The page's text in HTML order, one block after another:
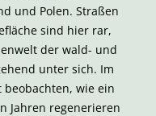
und Polen. Straßen
sind hier rar,
der wald- und
unter sich. Im
wie ein
Jahren regenerieren